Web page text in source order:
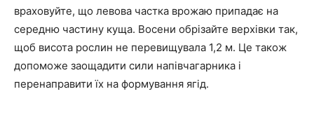
враховуйте, що левова частка врожаю припадає на
середню частину куща. Восени обрізайте верхівки так,
щоб висота рослин не перевищувала 1,2 м. Це також
допоможе заощадити сили напівчагарника і
перенаправити їх на формування ягід.